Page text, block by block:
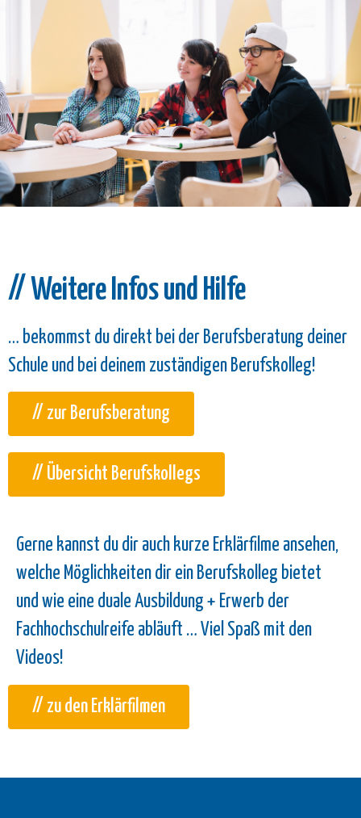
// Weitere Infos und Hilfe
… bekommst du direkt bei der Berufsberatung deiner
Schule und bei deinem zuständigen Berufskolleg!
// zur Berufsberatung
// Übersicht Berufskollegs
Gerne kannst du dir auch kurze Erklärfilme ansehen,
welche Möglichkeiten dir ein Berufskolleg bietet
und wie eine duale Ausbildung + Erwerb der
Fachhochschulreife abläuft … Viel Spaß mit den
Videos!
// zu den Erklärfilmen